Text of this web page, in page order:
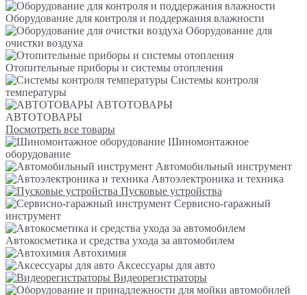
Оборудование для контроля и поддержания влажности
Оборудование для
очистки воздуха
Отопительные приборы и системы отопления
Системы контроля
температуры
АВТОТОВАРЫ
АВТОТОВАРЫ
Посмотреть все товары
Шиномонтажное
оборудование
Автомобильный инструмент
Автоэлектроника и техника
Пусковые устройства
Сервисно-гаражный
инструмент
Автокосметика и средства ухода за автомобилем
Автохимия
Аксессуары для авто
Видеорегистраторы